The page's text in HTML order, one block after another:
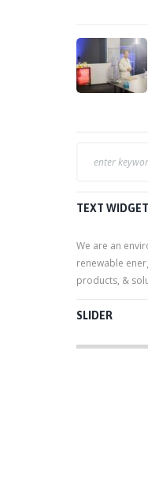
TEXT WIDGET
We are an
renewable
products, &
SLIDER